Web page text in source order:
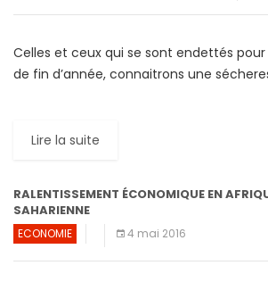
Celles et ceux qui se sont endettés
de fin d’année, connaitrons une
Lire la suite
RALENTISSEMENT ÉCONOMIQUE EN
SAHARIENNE
ECONOMIE 4 mai 2016